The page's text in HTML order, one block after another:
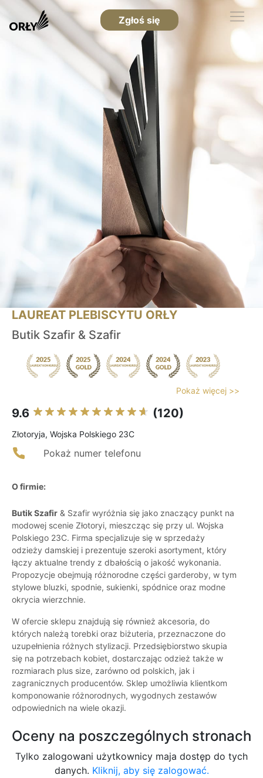
Zgłoś się
LAUREAT PLEBISCYTU ORŁY
Butik Szafir & Szafir
Pokaż więcej >>
9.6 (120)
Złotoryja, Wojska Polskiego 23C
Pokaż numer telefonu
O firmie:
Butik Szafir & Szafir wyróżnia się jako znaczący punkt na
modowej scenie Złotoryi, mieszcząc się przy ul. Wojska
Polskiego 23C. Firma specjalizuje się w sprzedaży
odzieży damskiej i prezentuje szeroki asortyment, który
łączy aktualne trendy z dbałością o jakość wykonania.
Propozycje obejmują różnorodne części garderoby, w tym
stylowe bluzki, spodnie, sukienki, spódnice oraz modne
okrycia wierzchnie.
W ofercie sklepu znajdują się również akcesoria, do
których należą torebki oraz biżuteria, przeznaczone do
uzupełnienia różnych stylizacji. Przedsiębiorstwo skupia
się na potrzebach kobiet, dostarczając odzież także w
rozmiarach plus size, zarówno od polskich, jak i
zagranicznych producentów. Sklep umożliwia klientkom
komponowanie różnorodnych, wygodnych zestawów
odpowiednich na wiele okazji.
Oceny na poszczególnych stronach
Tylko zalogowani użytkownicy maja dostęp do tych
danych. Kliknij, aby się zalogować.